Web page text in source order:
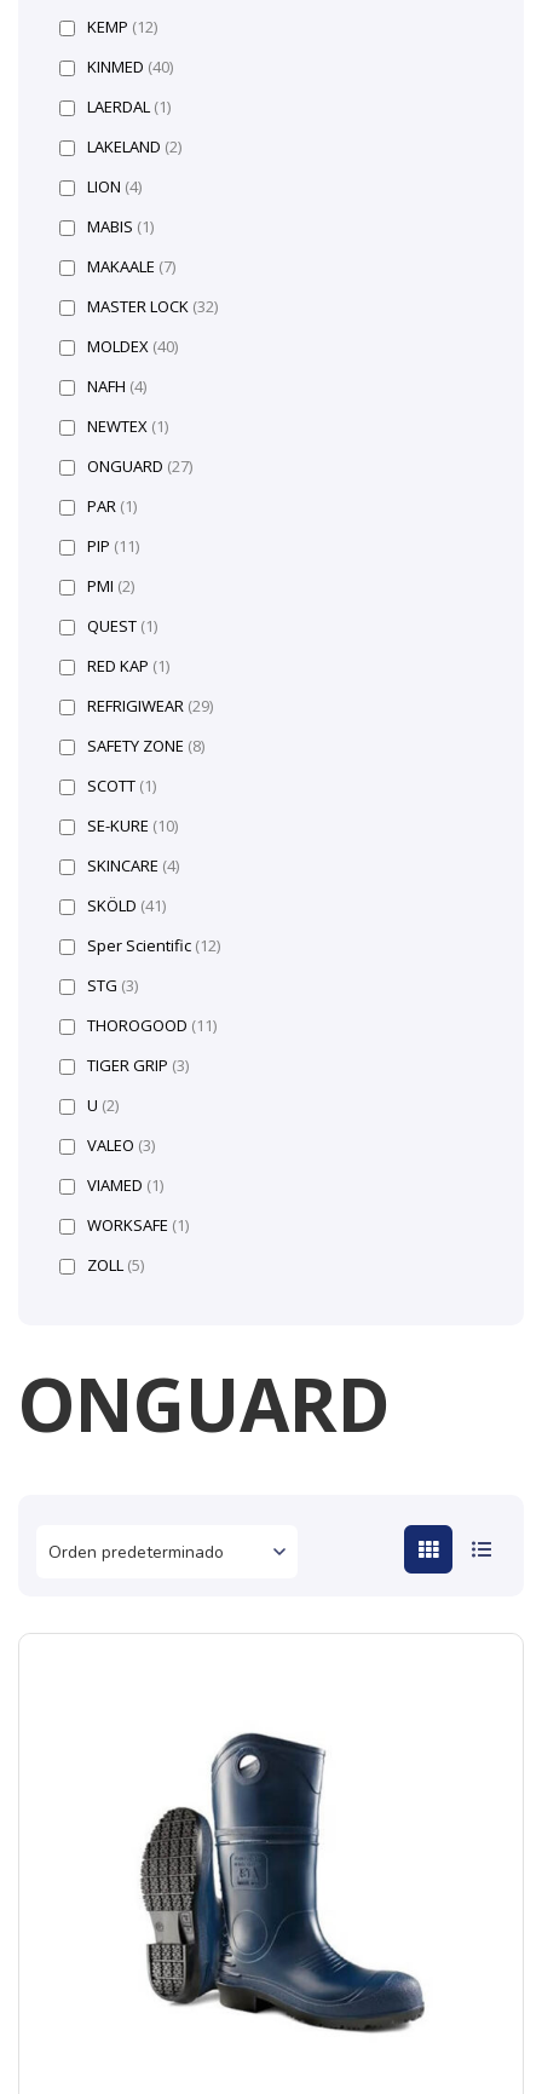
ONGUARD
KEMP (12)
KINMED (40)
LAERDAL (1)
LAKELAND (2)
LION (4)
MABIS (1)
MAKAALE (7)
MASTER LOCK (32)
MOLDEX (40)
NAFH (4)
NEWTEX (1)
ONGUARD (27)
PAR (1)
PIP (11)
PMI (2)
QUEST (1)
RED KAP (1)
REFRIGIWEAR (29)
SAFETY ZONE (8)
SCOTT (1)
SE-KURE (10)
SKINCARE (4)
SKÖLD (41)
Sper Scientific (12)
STG (3)
THOROGOOD (11)
TIGER GRIP (3)
U (2)
VALEO (3)
VIAMED (1)
WORKSAFE (1)
ZOLL (5)